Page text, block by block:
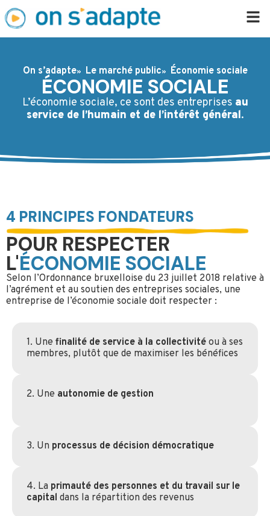
On s’adapte Le marché public Économie sociale
ÉCONOMIE SOCIALE
L’économie sociale, ce sont des entreprises au
service de l’humain et de l’intérêt général.
4 PRINCIPES FONDATEURS
POUR RESPECTER
L'ÉCONOMIE SOCIALE
Selon l’Ordonnance bruxelloise du 23 juillet 2018 relative à
l’agrément et au soutien des entreprises sociales, une
entreprise de l’économie sociale doit respecter :
1. Une finalité de service à la collectivité ou à ses
membres, plutôt que de maximiser les bénéfices
2. Une autonomie de gestion
3. Un processus de décision démocratique
4. La primauté des personnes et du travail sur le
capital dans la répartition des revenus